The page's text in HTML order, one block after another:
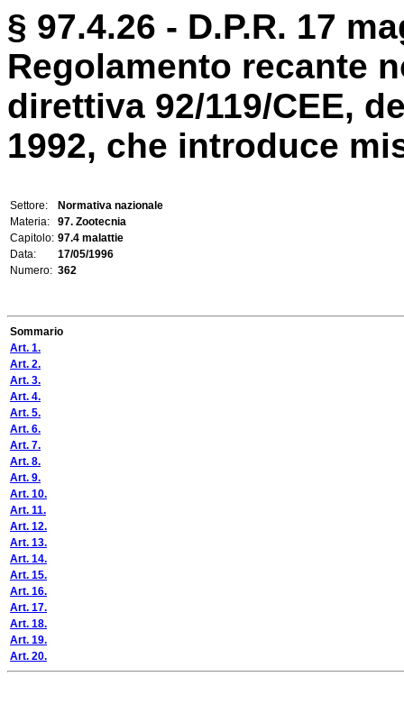
§ 97.4.26 - D.P.R. 17
Regolamento recante
direttiva 92/119/CEE,
1992, che introduce
Settore:
Normativa nazionale
Materia:
97. Zootecnia
Capitolo: 97.4 malattie
Data:
17/05/1996
Numero: 362
Sommario
Art. 1.
Art. 2.
Art. 3.
Art. 4.
Art. 5.
Art. 6.
Art. 7.
Art. 8.
Art. 9.
Art. 10.
Art. 11.
Art. 12.
Art. 13.
Art. 14.
Art. 15.
Art. 16.
Art. 17.
Art. 18.
Art. 19.
Art. 20.